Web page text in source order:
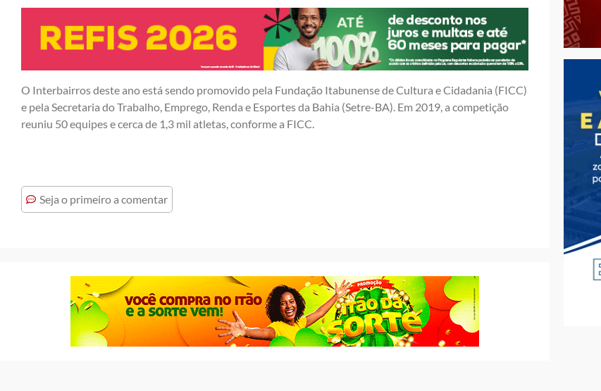
O Interbairros deste ano está sendo promovido pela Fundação Itabunense de Cultura e Cidadania (FICC)
e pela Secretaria do Trabalho, Emprego, Renda e Esportes da Bahia (Setre-BA). Em 2019, a competição
reuniu 50 equipes e cerca de 1,3 mil atletas, conforme a FICC.
Seja o primeiro a comentar